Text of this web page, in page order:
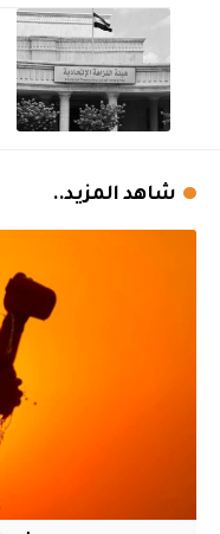
شاهد المزيد..